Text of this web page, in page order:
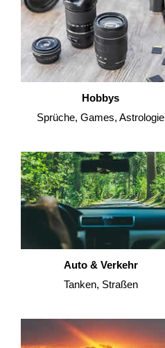
Hobbys
Sprüche, Games, Astrologie
Auto & Verkehr
Tanken, Straßen